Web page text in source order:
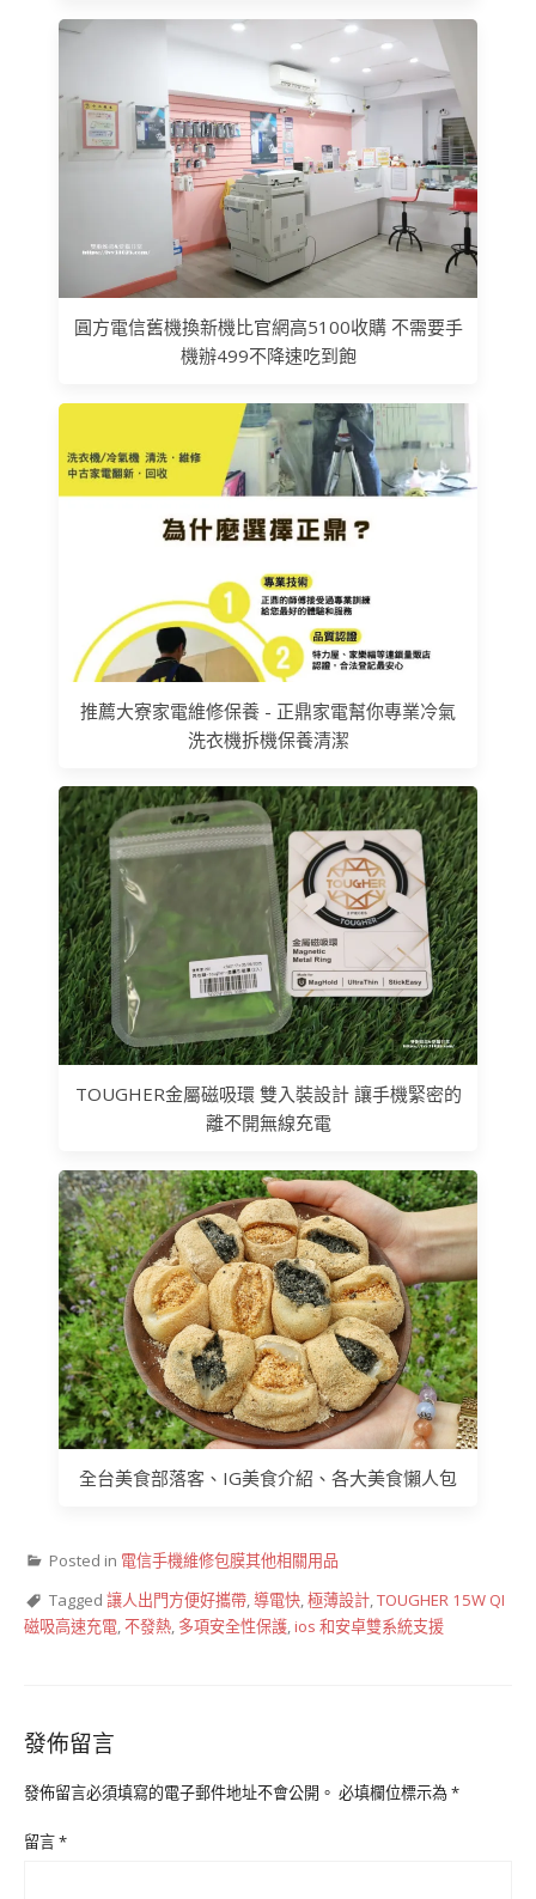
圓方電信舊機換新機比官網高5100收購 不需要手
機辦499不降速吃到飽
推薦大寮家電維修保養 - 正鼎家電幫你專業冷氣
洗衣機拆機保養清潔
TOUGHER金屬磁吸環 雙入裝設計 讓手機緊密的
離不開無線充電
全台美食部落客、IG美食介紹、各大美食懶人包
Posted in 電信手機維修包膜其他相關用品
Tagged 讓人出門方便好攜帶,導電快,極薄設計,TOUGHER 15W QI
磁吸高速充電,不發熱, 多項安全性保護,ios 和安卓雙系統支援
發佈留言
發佈留言必須填寫的電子郵件地址不會公開。 必填欄位標示為*
留言*